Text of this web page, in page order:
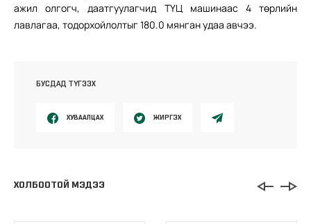
ажил олгогч, даатгуулагчид ТҮЦ машинаас 4 төрлийн
лавлагаа, тодорхойлолтыг 180.0 мянган удаа авчээ.
БУСДАД ТҮГЭЭХ
ХУВААЛЦАХ ЖИРГЭХ
ХОЛБООТОЙ МЭДЭЭ